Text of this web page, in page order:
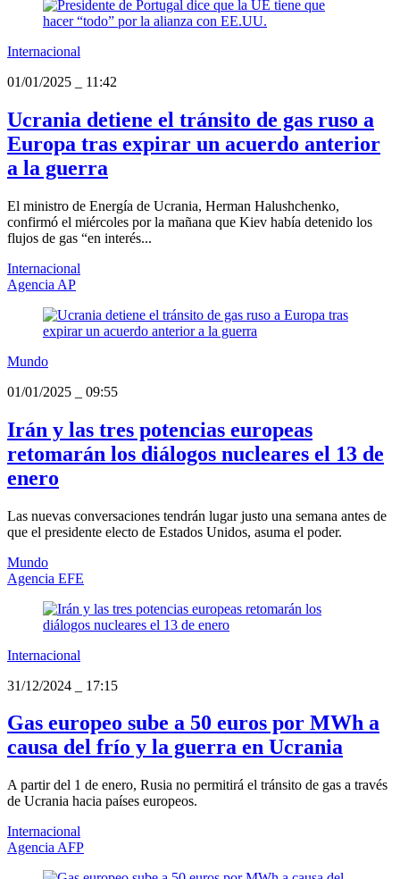
Internacional
01/01/2025
11:42
Ucrania detiene el tránsito de gas ruso a
Europa tras expirar un acuerdo anterior
a la guerra
El ministro de Energía de Ucrania, Herman Halushchenko,
confirmó el miércoles por la mañana que Kiev había detenido los
flujos de gas “en interés...
Internacional
Agencia AP
Mundo
01/01/2025
09:55
Irán y las tres potencias europeas
retomarán los diálogos nucleares el 13 de
enero
Las nuevas conversaciones tendrán lugar justo una semana antes de
que el presidente electo de Estados Unidos, asuma el poder.
Mundo
Agencia EFE
Internacional
31/12/2024
17:15
Gas europeo sube a 50 euros por MWh a
causa del frío y la guerra en Ucrania
A partir del 1 de enero, Rusia no permitirá el tránsito de gas a través
de Ucrania hacia países europeos.
Internacional
Agencia AFP